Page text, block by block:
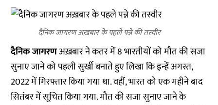
दैनिक जागरण अख़बार के पहले पन्ने की तस्वीर
दैनिक जागरणअख़बार ने कतर में 8 भारतीयों को मौत की सजा
सुनाए जाने को पहली सुर्खी बनाते हुए लिखा कि इन्हें अगस्त,
2022 में गिरफ्तार किया गया था. वहीं, भारत को एक महीने बाद
सितंबर में सूचित किया गया. मौत की सजा सुनाए जाने के